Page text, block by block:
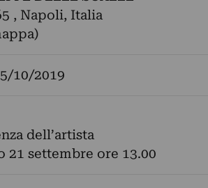
, Napoli, Italia
10/2019
dell’artista
21 settembre ore 13.00